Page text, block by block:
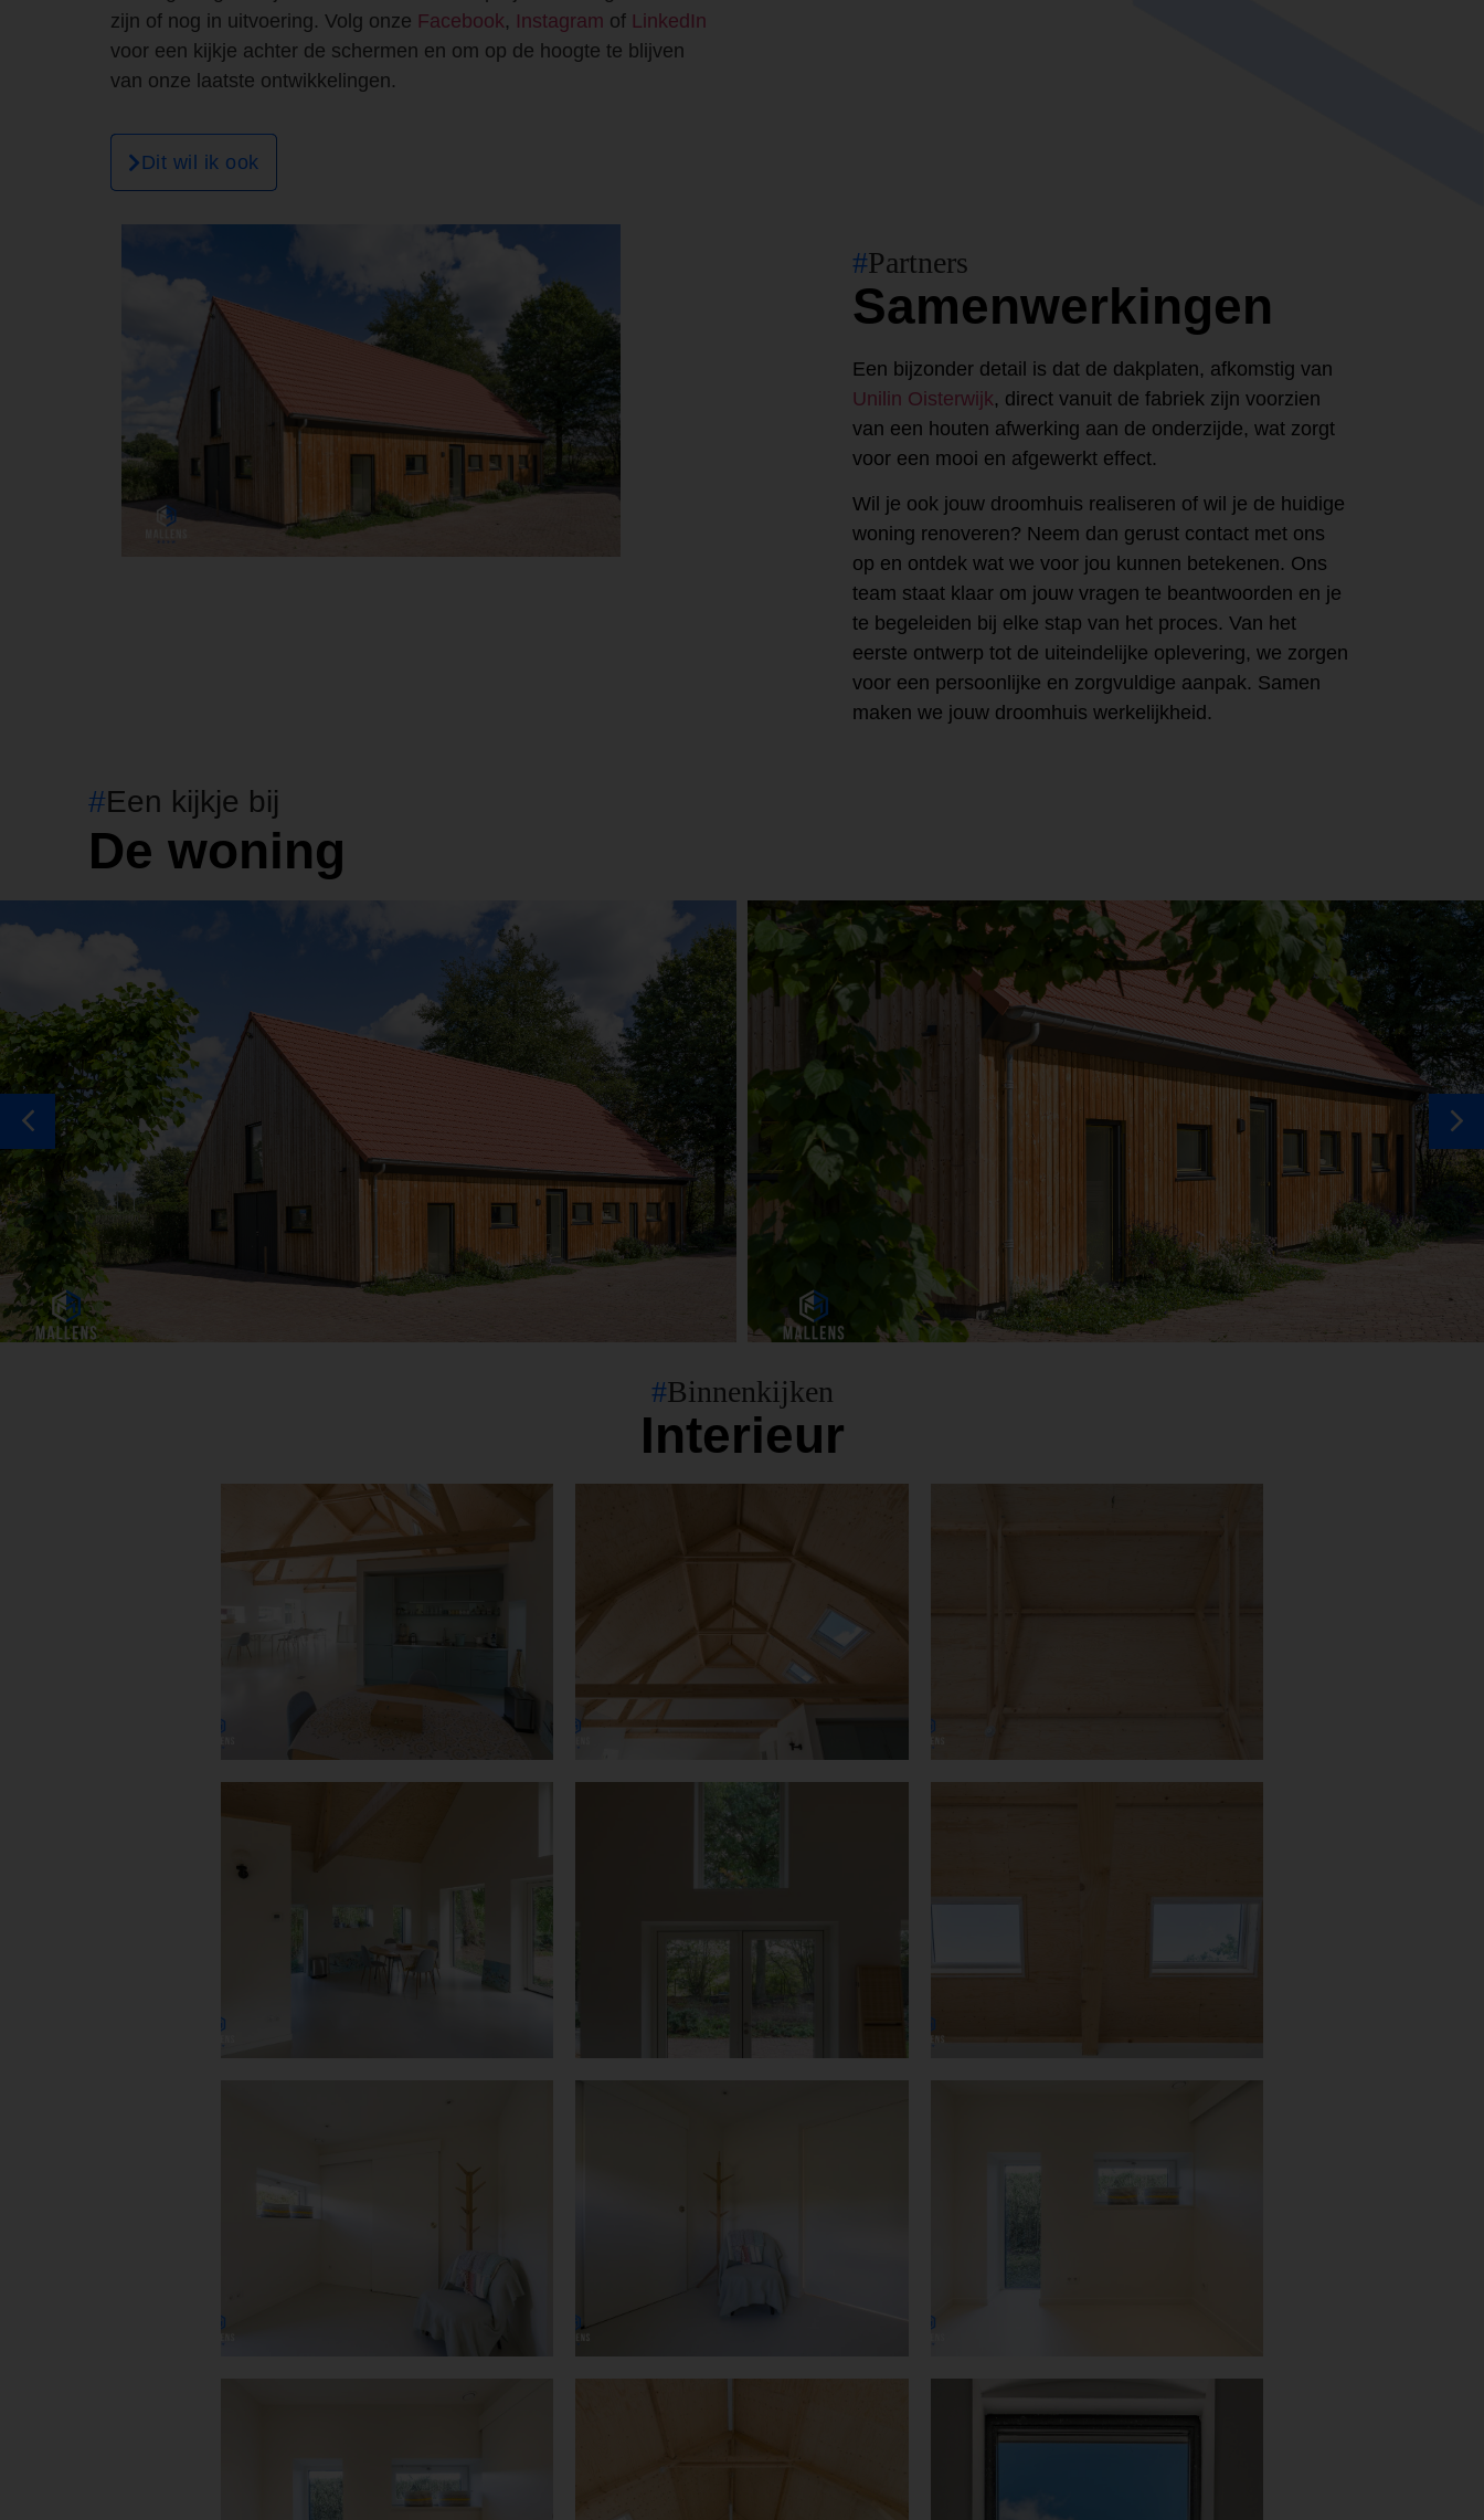
zijn of nog in uitvoering. Volg onze Facebook, Instagram of LinkedIn
voor een kijkje achter de schermen en om op de hoogte te blijven
van onze laatste ontwikkelingen.
Dit wil ik ook
#Partners
Samenwerkingen
Een bijzonder detail is dat de dakplaten, afkomstig van
Unilin Oisterwijk, direct vanuit de fabriek zijn voorzien
van een houten afwerking aan de onderzijde, wat zorgt
voor een mooi en afgewerkt effect.
Wil je ook jouw droomhuis realiseren of wil je de huidige
woning renoveren? Neem dan gerust contact met ons
op en ontdek wat we voor jou kunnen betekenen. Ons
team staat klaar om jouw vragen te beantwoorden en je
te begeleiden bij elke stap van het proces. Van het
eerste ontwerp tot de uiteindelijke oplevering, we zorgen
voor een persoonlijke en zorgvuldige aanpak. Samen
maken we jouw droomhuis werkelijkheid.
#Een kijkje bij
De woning
#Binnenkijken
Interieur